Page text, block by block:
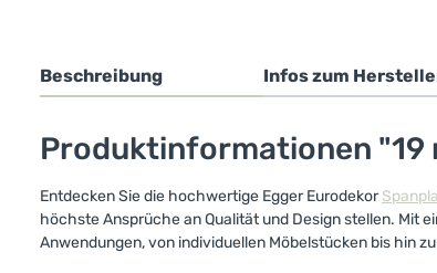
Beschreibung Infos zum
Produktinformationen "19
Entdecken Sie die hochwertige Egger Eurodekor
höchste Ansprüche an Qualität und Design stellen. Mit
Anwendungen, von individuellen Möbelstücken bis hin